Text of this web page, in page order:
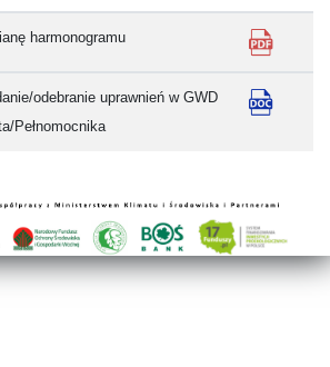
harmonogramu
odebranie uprawnień w GWD
Pełnomocnika